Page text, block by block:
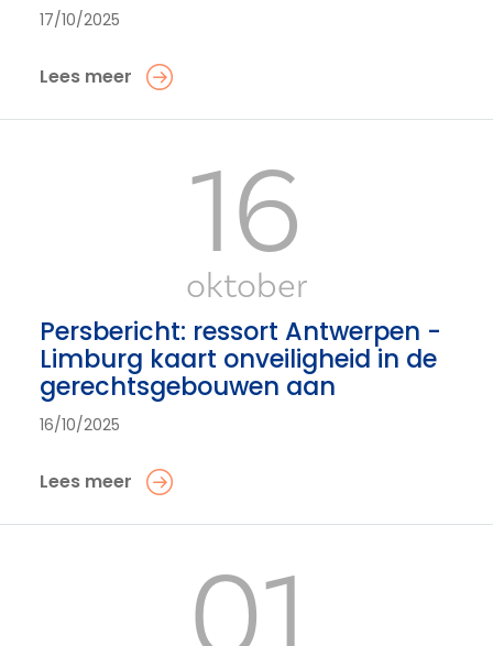
17/10/2025
Lees meer
16
oktober
Persbericht: ressort Antwerpen -
Limburg kaart onveiligheid in de
gerechtsgebouwen aan
16/10/2025
Lees meer
01